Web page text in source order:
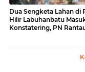
Dua Sengketa Lahan di
Hilir Labuhanbatu
Konstatering, PN